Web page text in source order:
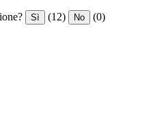
Sì (12) No (0)